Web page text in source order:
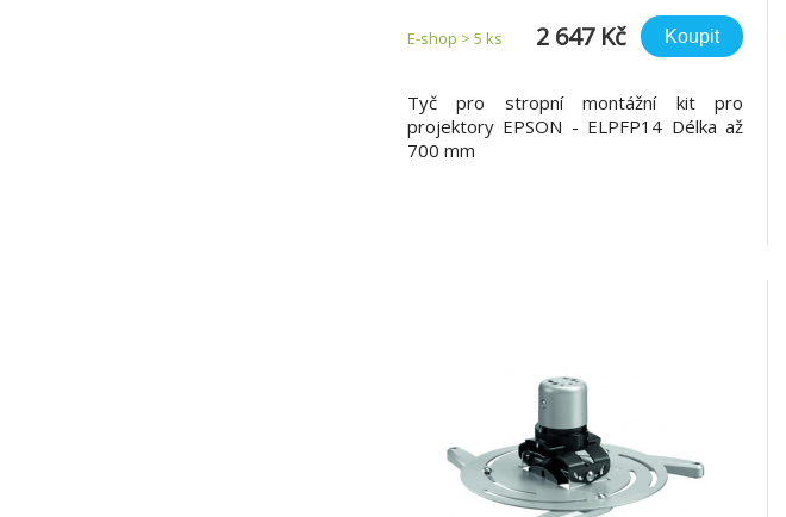
E-shop > 5 ks 2 647 Kč Koupit
Tyč pro stropní montážní kit pro
projektory EPSON - ELPFP14 Délka až
700 mm